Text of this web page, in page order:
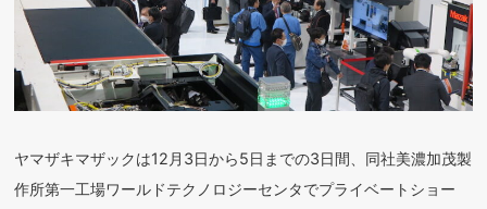
ヤマザキマザックは12月3日から5日までの3日間、同社美濃加茂製
作所第一工場ワールドテクノロジーセンタでプライベートショー